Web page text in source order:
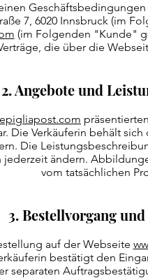
7, 6020 Innsbruck (im
(im Folgenden "Kunde"
die über die
2. Angebote und
Die Verkäuferin behält
Die
ändern.
vom tatsächlichen
3. Bestellvorgang
auf der Webseite
bestätigt den
separaten